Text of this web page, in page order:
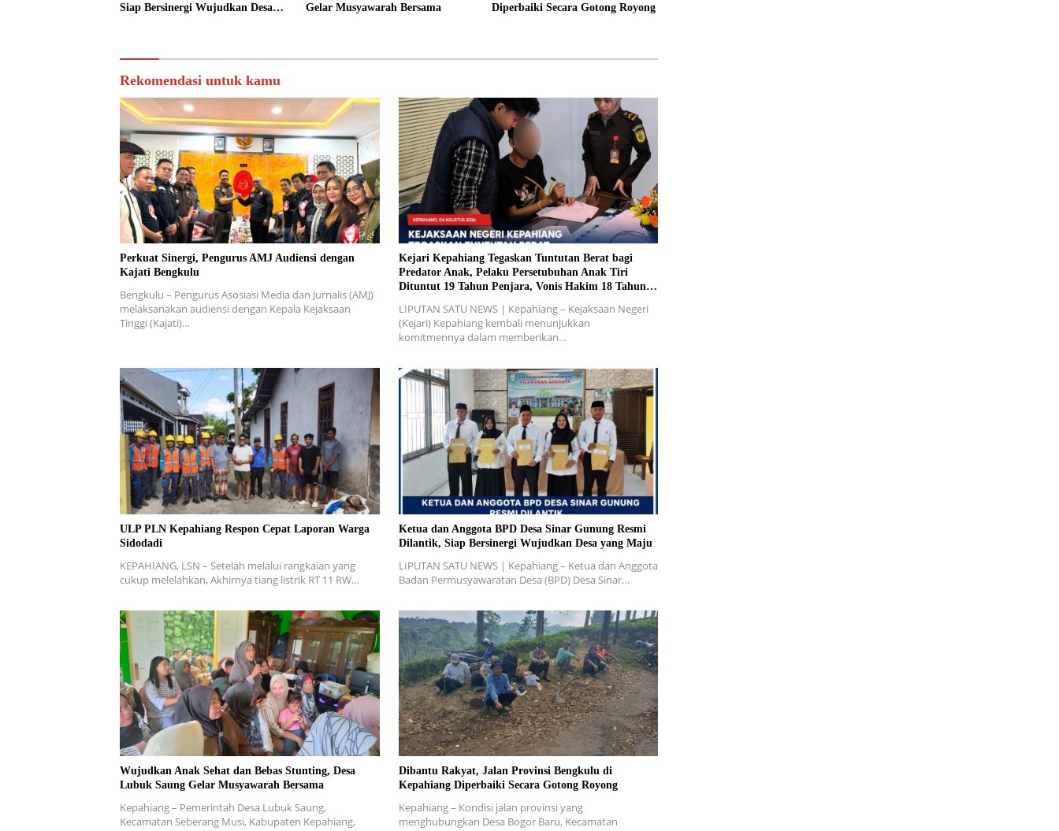
Siap Bersinergi Wujudkan Desa
Gelar Musyawarah Bersama
Diperbaiki Secara Gotong Royong
Rekomendasi untuk kamu
Perkuat Sinergi, Pengurus AMJ Audiensi dengan
Kajati Bengkulu
Bengkulu – Pengurus Asosiasi Media dan Jurnalis (AMJ)
melaksanakan audiensi dengan Kepala Kejaksaan
Tinggi (Kajati)…
Kejari Kepahiang Tegaskan Tuntutan Berat bagi
Predator Anak, Pelaku Persetubuhan Anak Tiri
Dituntut 19 Tahun Penjara, Vonis Hakim 18 Tahun
LIPUTAN SATU NEWS | Kepahiang – Kejaksaan Negeri
(Kejari) Kepahiang kembali menunjukkan
komitmennya dalam memberikan…
ULP PLN Kepahiang Respon Cepat Laporan Warga
Sidodadi
KEPAHIANG, LSN – Setelah melalui rangkaian yang
cukup melelahkan, Akhirnya tiang listrik RT 11 RW…
Ketua dan Anggota BPD Desa Sinar Gunung Resmi
Dilantik, Siap Bersinergi Wujudkan Desa yang Maju
LIPUTAN SATU NEWS | Kepahiang – Ketua dan Anggota
Badan Permusyawaratan Desa (BPD) Desa Sinar…
Wujudkan Anak Sehat dan Bebas Stunting, Desa
Lubuk Saung Gelar Musyawarah Bersama
Kepahiang – Pemerintah Desa Lubuk Saung,
Kecamatan Seberang Musi, Kabupaten Kepahiang,
Dibantu Rakyat, Jalan Provinsi Bengkulu di
Kepahiang Diperbaiki Secara Gotong Royong
Kepahiang – Kondisi jalan provinsi yang
menghubungkan Desa Bogor Baru, Kecamatan